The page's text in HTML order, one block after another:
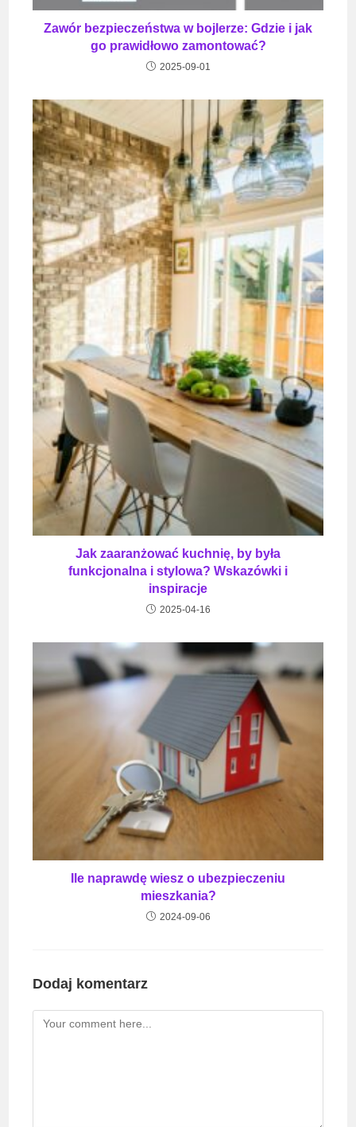
Zawór bezpieczeństwa w bojlerze: Gdzie i jak
go prawidłowo zamontować?
2025-09-01
Jak zaaranżować kuchnię, by była
funkcjonalna i stylowa? Wskazówki i
inspiracje
2025-04-16
Ile naprawdę wiesz o ubezpieczeniu
mieszkania?
2024-09-06
Dodaj komentarz
Comment